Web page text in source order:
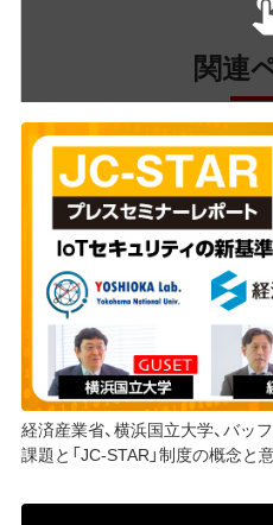
関連
経済産業省、横浜国⽴⼤学、バッ
課題と「JC-STAR」制度の概念と